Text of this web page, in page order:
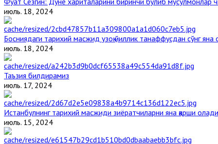
июль. 18, 2024
Босниядаги тарихий масжид узоқ йиллик танаффусдан сўнг яна
июль. 18, 2024
Таъзия билдирамиз
июль. 17, 2024
Истанбулнинг тарихий масжиди зиёратчиларни яна қарши олади
июль. 15, 2024